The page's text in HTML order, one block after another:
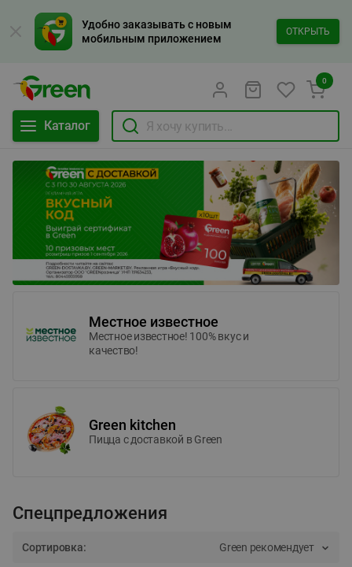
Удобно заказывать с новым
мобильным приложением
ОТКРЫТЬ
Каталог
0
Местное известное
Местное известное! 100% вкус и
качество!
Green kitchen
Пицца c доставкой в Green
Спецпредложения
Сортировка: Green рекомендует